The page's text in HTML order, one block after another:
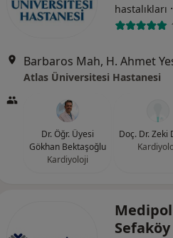
hastalıkları ·
Atlas Üniversitesi Hastanesi
Dr. Öğr. Üyesi
Gökhan Bektaşoğlu
Kardiyoloji
Doç. Dr. Zeki